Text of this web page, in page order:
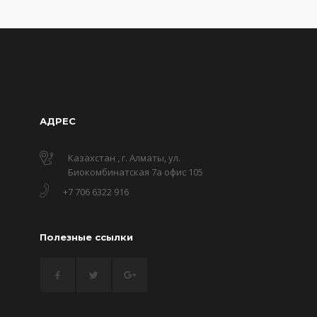
АДРЕС
Казахстан , г. Алматы, ул.
Биокомбинатская 7а офис 105
+7 706 6322 916
Полезные ссылки